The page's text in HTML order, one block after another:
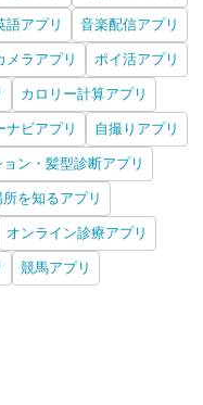
語アプリ 音楽配信アプリ
メラアプリ ポイ活アプリ
カロリー計算アプリ
ナビアプリ 自撮りアプリ
ン・髪型診断アプリ
を知るアプリ
オンライン診療アプリ
競馬アプリ